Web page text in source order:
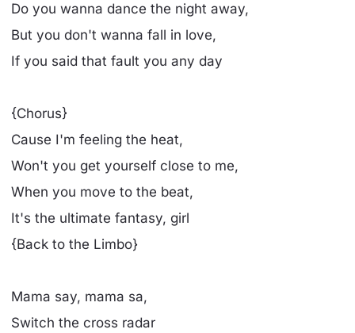
Do you wanna dance the night away,
But you don't wanna fall in love,
If you said that fault you any day
{Chorus}
Cause I'm feeling the heat,
Won't you get yourself close to me,
When you move to the beat,
It's the ultimate fantasy, girl
{Back to the Limbo}
Mama say, mama sa,
Switch the cross radar